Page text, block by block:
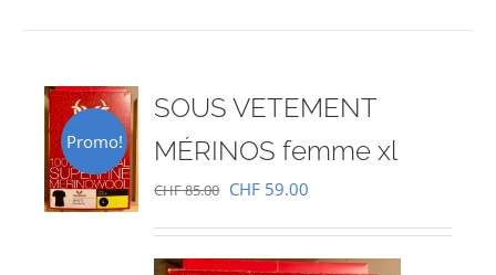
Promo!
SOUS VETEMENT
MÉRINOS femme xl
CHF85.00 Le
initial
CHF 59.00
actuel